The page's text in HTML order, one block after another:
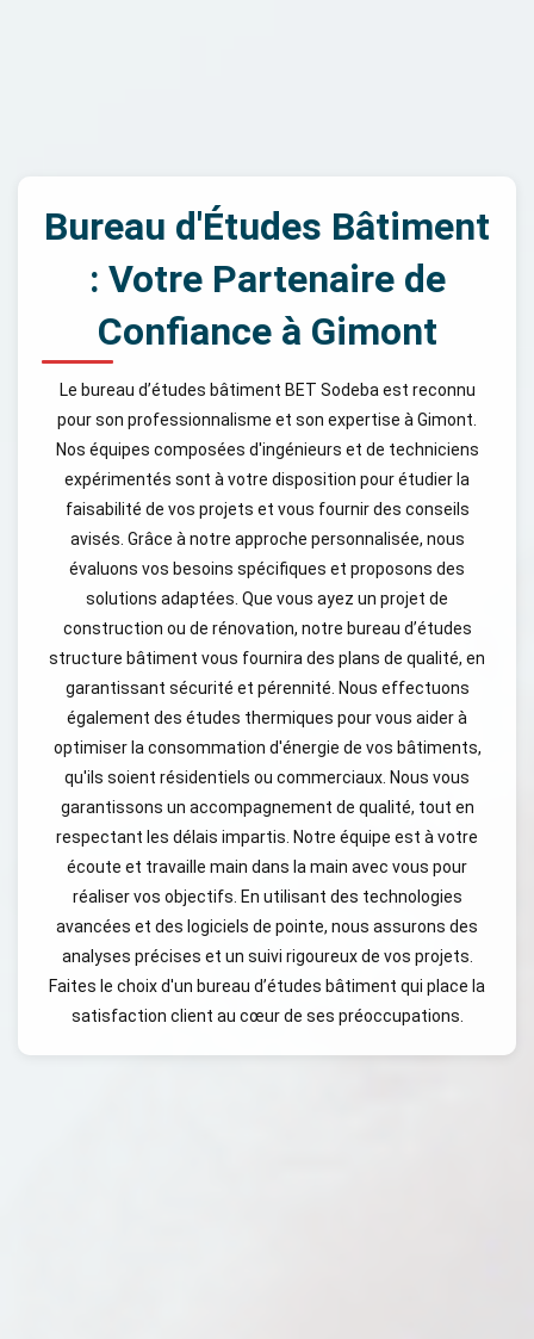
Bureau d'Études Bâtiment
: Votre Partenaire de
Confiance à Gimont
Le bureau d’études bâtiment BET Sodeba est reconnu
pour son professionnalisme et son expertise à Gimont.
Nos équipes composées d'ingénieurs et de techniciens
expérimentés sont à votre disposition pour étudier la
faisabilité de vos projets et vous fournir des conseils
avisés. Grâce à notre approche personnalisée, nous
évaluons vos besoins spécifiques et proposons des
solutions adaptées. Que vous ayez un projet de
construction ou de rénovation, notre bureau d’études
structure bâtiment vous fournira des plans de qualité, en
garantissant sécurité et pérennité. Nous effectuons
également des études thermiques pour vous aider à
optimiser la consommation d'énergie de vos bâtiments,
qu'ils soient résidentiels ou commerciaux. Nous vous
garantissons un accompagnement de qualité, tout en
respectant les délais impartis. Notre équipe est à votre
écoute et travaille main dans la main avec vous pour
réaliser vos objectifs. En utilisant des technologies
avancées et des logiciels de pointe, nous assurons des
analyses précises et un suivi rigoureux de vos projets.
Faites le choix d'un bureau d’études bâtiment qui place la
satisfaction client au cœur de ses préoccupations.